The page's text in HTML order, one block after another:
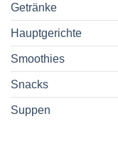
Getränke
Hauptgerichte
Smoothies
Snacks
Suppen